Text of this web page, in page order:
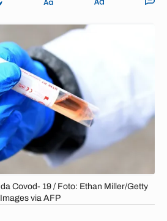
Covod- 19 / Foto: Ethan Miller/Getty
Images via AFP